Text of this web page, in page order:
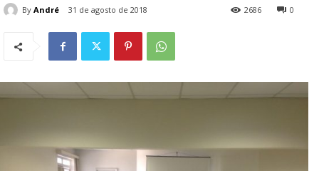
By André 31 de agosto de 2018 0
2686